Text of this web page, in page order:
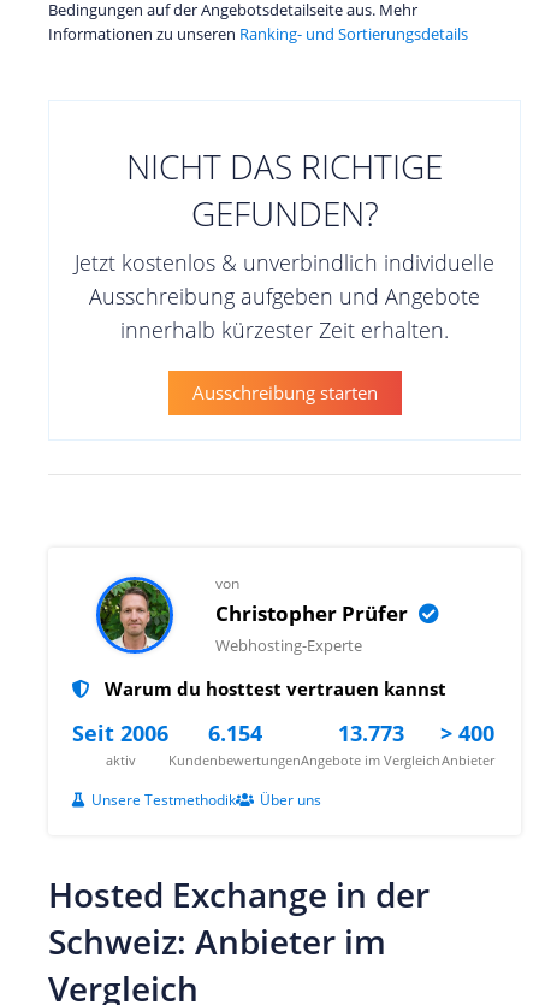
Bedingungen auf der Angebotsdetailseite aus. Mehr
Informationen zu unseren Ranking- und Sortierungsdetails
NICHT DAS RICHTIGE
GEFUNDEN?
Jetzt kostenlos & unverbindlich individuelle
Ausschreibung aufgeben und Angebote
innerhalb kürzester Zeit erhalten.
Ausschreibung starten
von
Christopher Prüfer
Webhosting-Experte
Warum du hosttest vertrauen kannst
Seit 2006
aktiv
6.154
Kundenbewertungen
13.773
Angebote im Vergleich
> 400
Anbieter
Unsere Testmethodik Über uns
Hosted Exchange in der
Schweiz: Anbieter im
Vergleich